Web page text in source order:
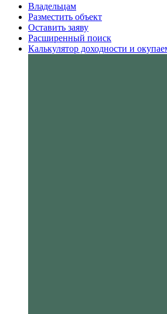
Владельцам
Разместить объект
Оставить заяву
Расширенный поиск
Калькулятор доходности и